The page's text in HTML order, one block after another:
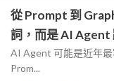
從 Prompt 到
詞，而是 AI Agent
AI Agent 可能是近年
Prom...